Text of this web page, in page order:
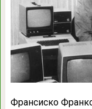
Франсиско